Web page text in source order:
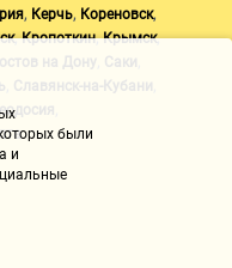
, Керчь, Кореновск,
,Кропоткин,Крымск,
на Дону Саки
Славянск-на-Кубани
были
и